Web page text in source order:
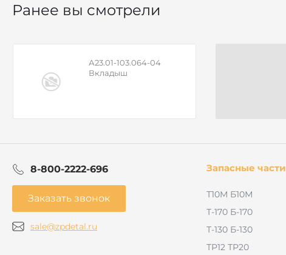
Ранее вы смотрели
А23.01-103.064-04
Вкладыш
8-800-2222-696
Заказать звонок
sale@zpdetal.ru
Запасные части
Т10М Б10М
Т-170 Б-170
Т-130 Б-130
ТР12 ТР20